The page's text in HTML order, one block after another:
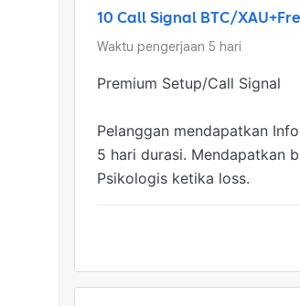
10 Call Signal BTC/
Waktu pengerjaan 5 hari
Premium Setup/Call Signal
Pelanggan mendapatkan
5 hari durasi. Mendapatkan
Psikologis ketika loss.